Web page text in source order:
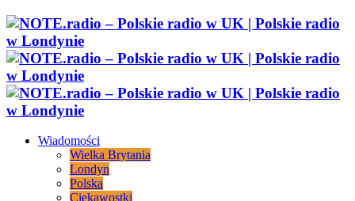
Wiadomości
Wielka Brytania
Londyn
Polska
Ciekawostki